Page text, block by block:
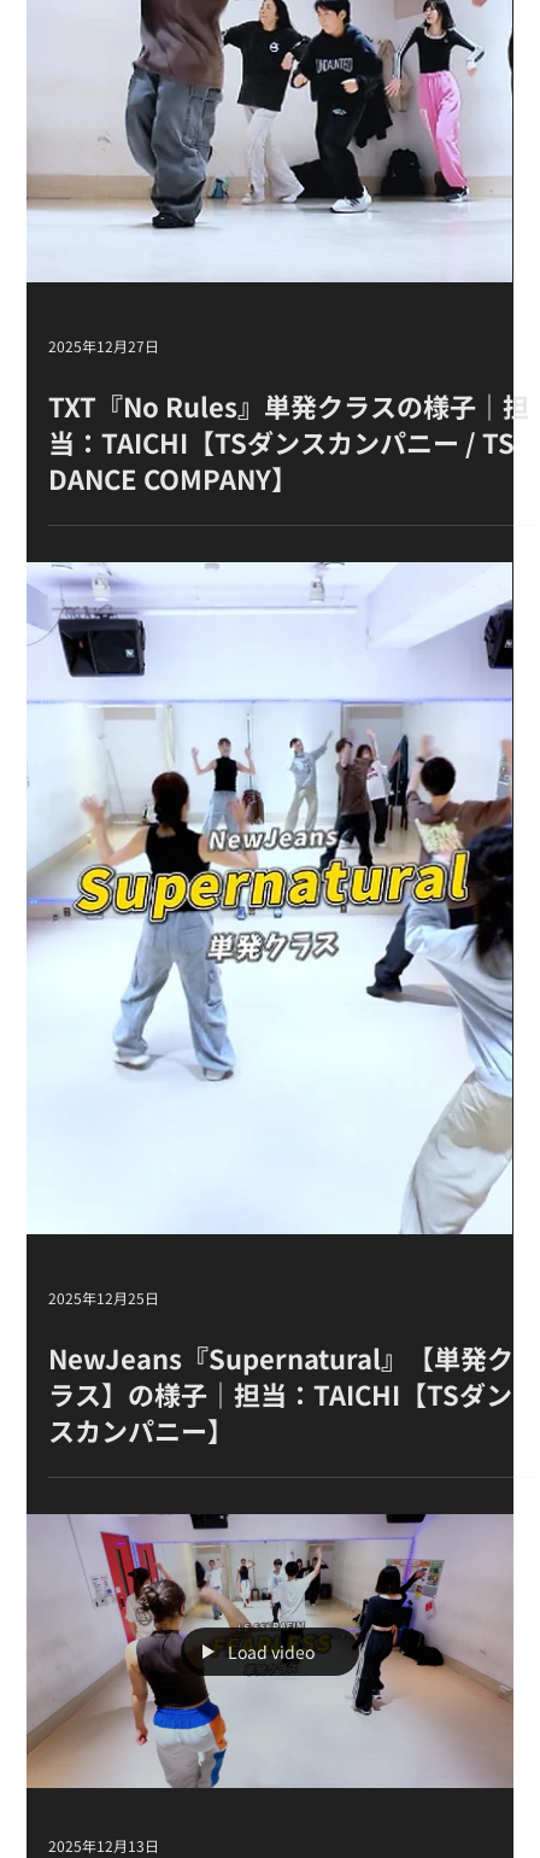
2025年12月28日
&TEAM『Lunatic』単発クラスの様子｜
担当：TAICHI【TSダンスカンパニー /
TS DANCE COMPANY】
TXT『No Rules』単発クラスの様子｜担
DANCE COMPANY】